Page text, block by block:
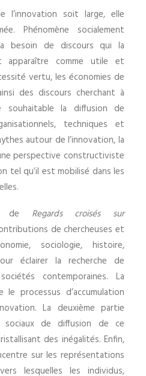
l’innovation soit large, elle
Phénomène socialement
a besoin de discours qui la
comme utile et
vertu, les économies de
des discours cherchant à
souhaitable la diffusion de
techniques et
autour de l’innovation, la
perspective constructiviste
tel qu’il est mobilisé dans les
de Regards croisés sur
de chercheuses et
sociologie, histoire,
éclairer la recherche de
contemporaines. La
processus d’accumulation
La deuxième partie
sociaux de diffusion de ce
des inégalités. Enfin,
sur les représentations
lesquelles les individus,